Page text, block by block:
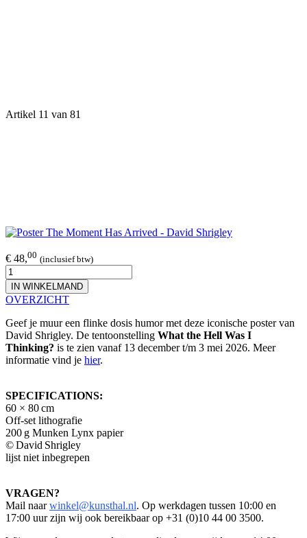
Artikel 11 van 81
€ 48,00 (inclusief btw)
IN WINKELMAND
OVERZICHT
Geef je muur een flinke dosis humor met deze iconische poster van
David Shrigley. De tentoonstelling What the Hell Was I
Thinking? is te zien vanaf 13 december t/m 3 mei 2026. Meer
informatie vind je hier.
​SPECIFICATIONS:
60 × 80 cm
Off‑set lithografie
200 g Munken Lynx papier
© David Shrigley
lijst niet inbegrepen
VRAGEN?
Mail naarwinkel@kunsthal.nl. Op werkdagen tussen 10:00 en
17:00 uur zijn wij ook bereikbaar op +31 (0)10 44 00 3500.